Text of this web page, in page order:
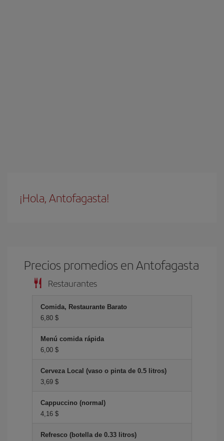
¡Hola, Antofagasta!
Precios promedios en Antofagasta
Restaurantes
Comida, Restaurante Barato
6,80 $
Menú comida rápida
6,00 $
Cerveza Local (vaso o pinta de 0.5 litros)
3,69 $
Cappuccino (normal)
4,16 $
Refresco (botella de 0.33 litros)